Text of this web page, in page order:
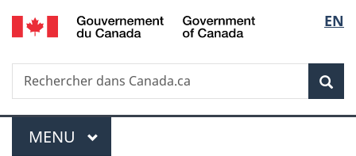
Passer
au
principal
Passer
à
Au
du
Passer
à
version
simplifiée
de
la
EN
Recherche
Rechercher
dans
Menu
MENU PRINCIPAL